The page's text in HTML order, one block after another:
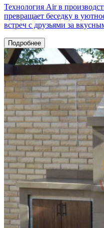
Технология Air в
превращает беседку в
встреч с друзьями за
Подробнее